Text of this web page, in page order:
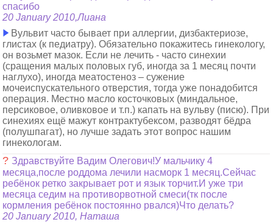
спасибо
20 January 2010,Лиана
Вульвит часто бывает при аллергии, дизбактериозе,
глистах (к педиатру). Обязательно покажитесь гинекологу,
он возьмет мазок. Если не лечить - часто синехии
(сращения малых половых губ, иногда за 1 месяц почти
наглухо), иногда меатостеноз – сужение
мочеиспускательного отверстия, тогда уже понадобится
операция. Местно масло косточковых (миндальное,
персиковое, оливковое и т.п.) капать на вульву (писю). При
синехиях ещё мажут контрактубексом, разводят бёдра
(полушпагат), но лучше задать этот вопрос нашим
гинекологам.
? Здравствуйте Вадим Олегович!У мальчику 4
месяца,после роддома лечили насморк 1 месяц.Сейчас
ребёнок ретко закрывает рот и язык торчит.И уже три
месяца седим на противорвотной смеси(тк после
кормления ребёнок постоянно рвался)Что делать?
20 January 2010, Наташа